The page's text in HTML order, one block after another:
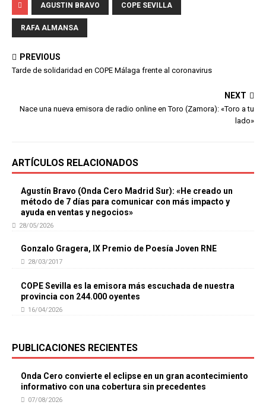
AGUSTIN BRAVO COPE SEVILLA
RAFA ALMANSA
PREVIOUS
Tarde de solidaridad en COPE Málaga frente al coronavirus
NEXT
Nace una nueva emisora de radio online en Toro (Zamora): «Toro a tu
lado»
ARTÍCULOS RELACIONADOS
Agustín Bravo (Onda Cero Madrid Sur): «He creado un
método de 7 días para comunicar con más impacto y
ayuda en ventas y negocios»
28/05/2026
Gonzalo Gragera, IX Premio de Poesía Joven RNE
28/03/2017
COPE Sevilla es la emisora más escuchada de nuestra
provincia con 244.000 oyentes
16/04/2026
PUBLICACIONES RECIENTES
Onda Cero convierte el eclipse en un gran acontecimiento
informativo con una cobertura sin precedentes
07/08/2026